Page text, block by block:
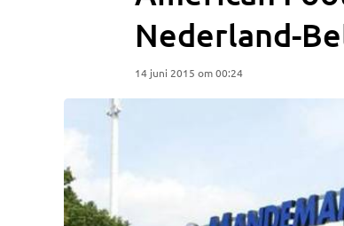
Nederland-
14 juni 2015 om 00:24